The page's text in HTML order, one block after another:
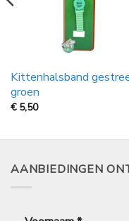
Kittenhalsband
groen
€ 5,50
AANBIEDINGEN